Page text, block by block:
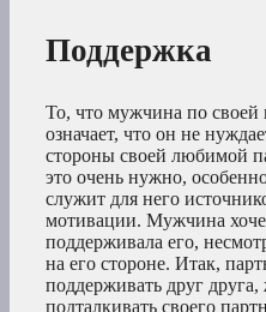
Поддержка
То, что мужчина по своей
означает, что он не
стороны своей любимой
это очень нужно,
служит для него
мотивации. Мужчина
поддерживала его,
на его стороне. Итак,
поддерживать друг
подталкивать своего